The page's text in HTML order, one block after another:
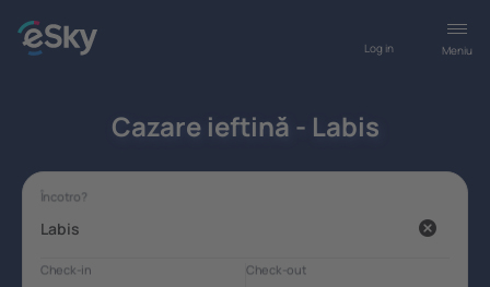
Meniu
Log in
Cazare ieftină - Labis